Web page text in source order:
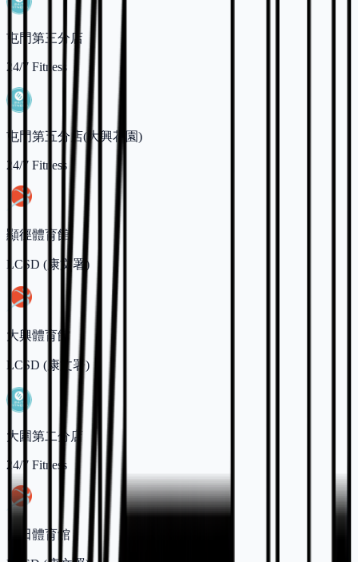
屯門第三分店
24/7 Fitness
屯門第五分店(大興花園)
24/7 Fitness
顯徑體育館
LCSD (康文署)
大興體育館
LCSD (康文署)
大圍第二分店
24/7 Fitness
良田體育館